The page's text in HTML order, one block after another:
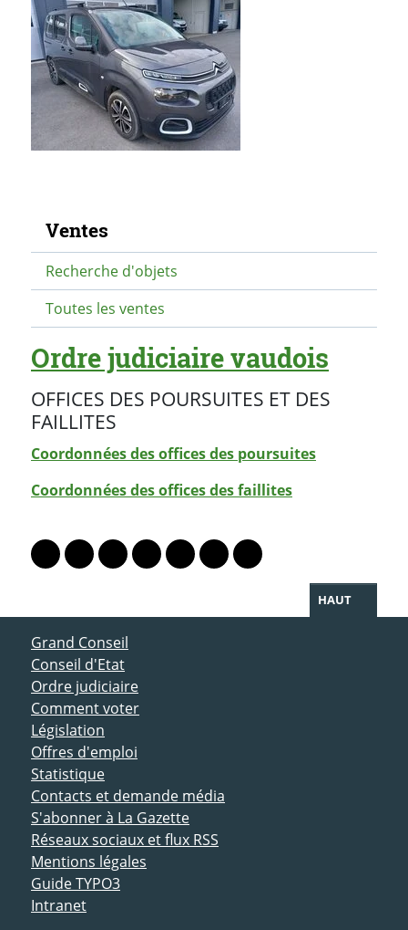
Navigation secondaire
Ventes
Recherche d'objets
Toutes les ventes
Ordre judiciaire vaudois
OFFICES DES POURSUITES ET DES
FAILLITES
Coordonnées des offices des poursuites
Coordonnées des offices des faillites
Lien vers le profil Mastodon
Lien vers le profil Bluesky
Lien vers le profil Instagram
Lien vers le profil Linkedin
Lien vers le profil Facebook
Lien vers le profil Twitter
Partager par WhatsApp
HAUT
ACCÈS DIRECT
Grand Conseil
Conseil d'Etat
Ordre judiciaire
Comment voter
Législation
Offres d'emploi
Statistique
Contacts et demande média
S'abonner à La Gazette
Réseaux sociaux et flux RSS
Mentions légales
Guide TYPO3
Intranet